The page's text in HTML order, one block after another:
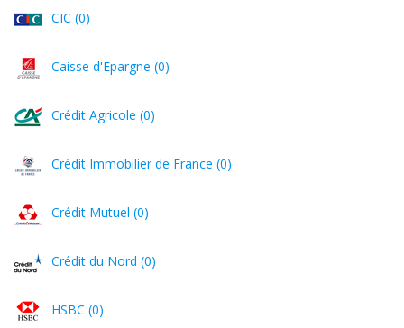
CIC (0)
Caisse d'Epargne (0)
Crédit Agricole (0)
Crédit Immobilier de France (0)
Crédit Mutuel (0)
Crédit du Nord (0)
HSBC (0)